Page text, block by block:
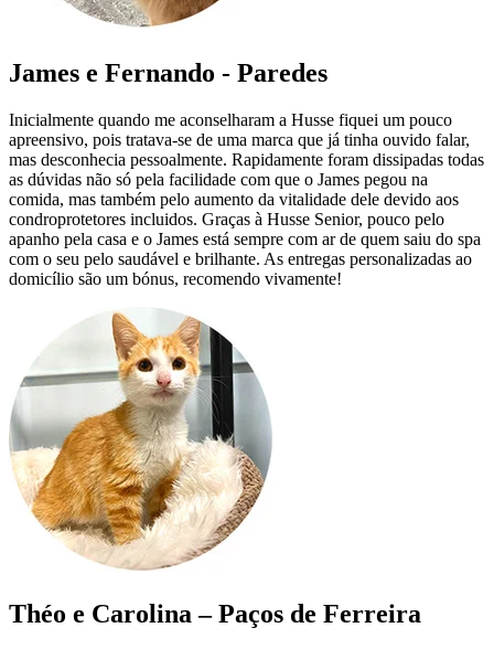
James e Fernando - Paredes
Inicialmente quando me aconselharam a Husse fiquei um pouco
apreensivo, pois tratava-se de uma marca que já tinha ouvido falar,
mas desconhecia pessoalmente. Rapidamente foram dissipadas todas
as dúvidas não só pela facilidade com que o James pegou na
comida, mas também pelo aumento da vitalidade dele devido aos
condroprotetores incluidos. Graças à Husse Senior, pouco pelo
apanho pela casa e o James está sempre com ar de quem saiu do spa
com o seu pelo saudável e brilhante. As entregas personalizadas ao
domicílio são um bónus, recomendo vivamente!
Théo e Carolina – Paços de Ferreira